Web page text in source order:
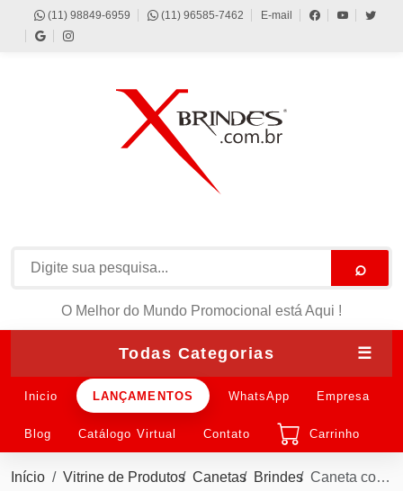
(11) 98849-6959 (11) 96585-7462 E-mail
⌕
O Melhor do Mundo Promocional está Aqui !
Todas Categorias ☰
Inicio LANÇAMENTOS WhatsApp Empresa
Blog Catálogo Virtual Contato Carrinho
Início Vitrine de Produtos Canetas Brindes Caneta corpo em Metal com Ponteira Touch Screen X13311